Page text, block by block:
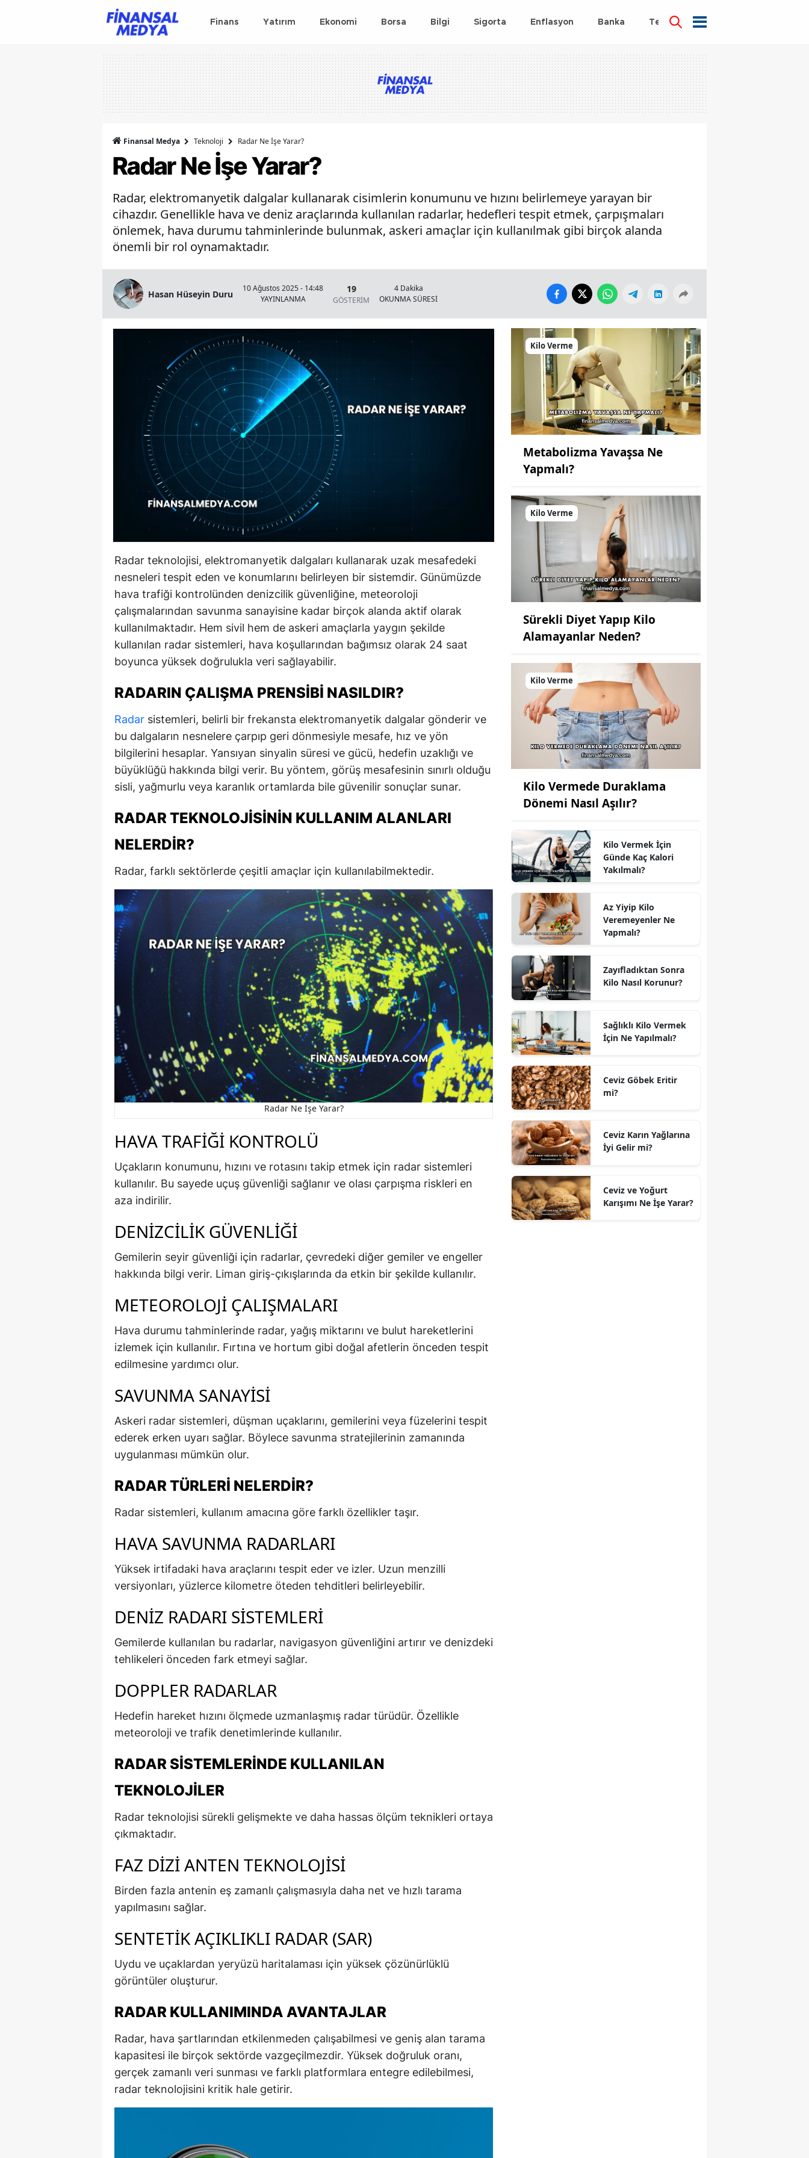
Finans Yatırım Ekonomi Borsa Bilgi Sigorta Enflasyon Banka Teknoloji
Finansal Medya Teknoloji Radar Ne İşe Yarar?
Radar Ne İşe Yarar?
Radar, elektromanyetik dalgalar kullanarak cisimlerin konumunu ve hızını belirlemeye yarayan bir
cihazdır. Genellikle hava ve deniz araçlarında kullanılan radarlar, hedefleri tespit etmek, çarpışmaları
önlemek, hava durumu tahminlerinde bulunmak, askeri amaçlar için kullanılmak gibi birçok alanda
önemli bir rol oynamaktadır.
Hasan Hüseyin Duru
10 Ağustos 2025 - 14:48
YAYINLANMA
19
GÖSTERİM
4 Dakika
OKUNMA SÜRESİ
Radar teknolojisi, elektromanyetik dalgaları kullanarak uzak mesafedeki
nesneleri tespit eden ve konumlarını belirleyen bir sistemdir. Günümüzde
hava trafiği kontrolünden denizcilik güvenliğine, meteoroloji
çalışmalarından savunma sanayisine kadar birçok alanda aktif olarak
kullanılmaktadır. Hem sivil hem de askeri amaçlarla yaygın şekilde
kullanılan radar sistemleri, hava koşullarından bağımsız olarak 24 saat
boyunca yüksek doğrulukla veri sağlayabilir.
RADARIN ÇALIŞMA PRENSIBI NASILDIR?
Radar sistemleri, belirli bir frekansta elektromanyetik dalgalar gönderir ve
bu dalgaların nesnelere çarpıp geri dönmesiyle mesafe, hız ve yön
bilgilerini hesaplar. Yansıyan sinyalin süresi ve gücü, hedefin uzaklığı ve
büyüklüğü hakkında bilgi verir. Bu yöntem, görüş mesafesinin sınırlı olduğu
sisli, yağmurlu veya karanlık ortamlarda bile güvenilir sonuçlar sunar.
RADAR TEKNOLOJISININ KULLANIM ALANLARI
NELERDIR?
Radar, farklı sektörlerde çeşitli amaçlar için kullanılabilmektedir.
Radar Ne İşe Yarar?
HAVA TRAFIĞI KONTROLÜ
Uçakların konumunu, hızını ve rotasını takip etmek için radar sistemleri
kullanılır. Bu sayede uçuş güvenliği sağlanır ve olası çarpışma riskleri en
aza indirilir.
DENIZCILIK GÜVENLIĞI
Gemilerin seyir güvenliği için radarlar, çevredeki diğer gemiler ve engeller
hakkında bilgi verir. Liman giriş-çıkışlarında da etkin bir şekilde kullanılır.
METEOROLOJI ÇALIŞMALARI
Hava durumu tahminlerinde radar, yağış miktarını ve bulut hareketlerini
izlemek için kullanılır. Fırtına ve hortum gibi doğal afetlerin önceden tespit
edilmesine yardımcı olur.
SAVUNMA SANAYISI
Askeri radar sistemleri, düşman uçaklarını, gemilerini veya füzelerini tespit
ederek erken uyarı sağlar. Böylece savunma stratejilerinin zamanında
uygulanması mümkün olur.
RADAR TÜRLERI NELERDIR?
Radar sistemleri, kullanım amacına göre farklı özellikler taşır.
HAVA SAVUNMA RADARLARI
Yüksek irtifadaki hava araçlarını tespit eder ve izler. Uzun menzilli
versiyonları, yüzlerce kilometre öteden tehditleri belirleyebilir.
DENIZ RADARI SISTEMLERI
Gemilerde kullanılan bu radarlar, navigasyon güvenliğini artırır ve denizdeki
tehlikeleri önceden fark etmeyi sağlar.
DOPPLER RADARLAR
Hedefin hareket hızını ölçmede uzmanlaşmış radar türüdür. Özellikle
meteoroloji ve trafik denetimlerinde kullanılır.
RADAR SISTEMLERINDE KULLANILAN
TEKNOLOJILER
Radar teknolojisi sürekli gelişmekte ve daha hassas ölçüm teknikleri ortaya
çıkmaktadır.
FAZ DIZI ANTEN TEKNOLOJISI
Birden fazla antenin eş zamanlı çalışmasıyla daha net ve hızlı tarama
yapılmasını sağlar.
SENTETIK AÇIKLIKLI RADAR (SAR)
Uydu ve uçaklardan yeryüzü haritalaması için yüksek çözünürlüklü
görüntüler oluşturur.
RADAR KULLANIMINDA AVANTAJLAR
Radar, hava şartlarından etkilenmeden çalışabilmesi ve geniş alan tarama
kapasitesi ile birçok sektörde vazgeçilmezdir. Yüksek doğruluk oranı,
gerçek zamanlı veri sunması ve farklı platformlara entegre edilebilmesi,
radar teknolojisini kritik hale getirir.
Kilo Verme
Metabolizma Yavaşsa Ne
Yapmalı?
Kilo Verme
Sürekli Diyet Yapıp Kilo
Alamayanlar Neden?
Kilo Verme
Kilo Vermede Duraklama
Dönemi Nasıl Aşılır?
Kilo Vermek İçin
Günde Kaç Kalori
Yakılmalı?
Az Yiyip Kilo
Veremeyenler Ne
Yapmalı?
Zayıfladıktan Sonra
Kilo Nasıl Korunur?
Sağlıklı Kilo Vermek
İçin Ne Yapılmalı?
Ceviz Göbek Eritir
mi?
Ceviz Karın Yağlarına
İyi Gelir mi?
Ceviz ve Yoğurt
Karışımı Ne İşe Yarar?